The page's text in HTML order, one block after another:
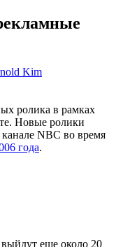
Kim
ролика в рамках
Новые ролики
NBC во время
года.
еще около 20